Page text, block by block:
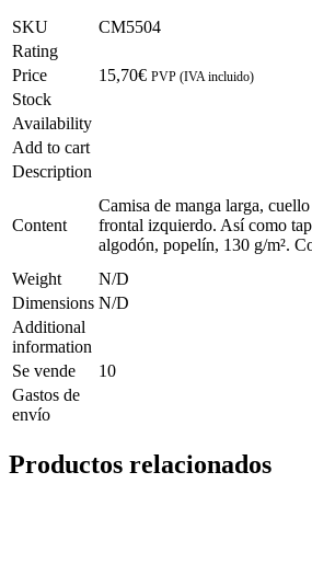
SKU
CM5504
Rating
Price
15,70€ PVP (IVA incluido)
Stock
Availability
Add to cart
Description
Content
Camisa de manga larga,
frontal izquierdo. Así como
algodón, popelín, 130 g/m².
Weight
N/D
Dimensions N/D
Additional
information
Se vende
10
Gastos de
envío
Productos relacionados